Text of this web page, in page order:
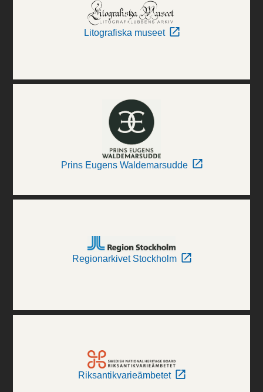
Litografiska museet
Prins Eugens Waldemarsudde
Regionarkivet Stockholm
Riksantikvarieämbetet